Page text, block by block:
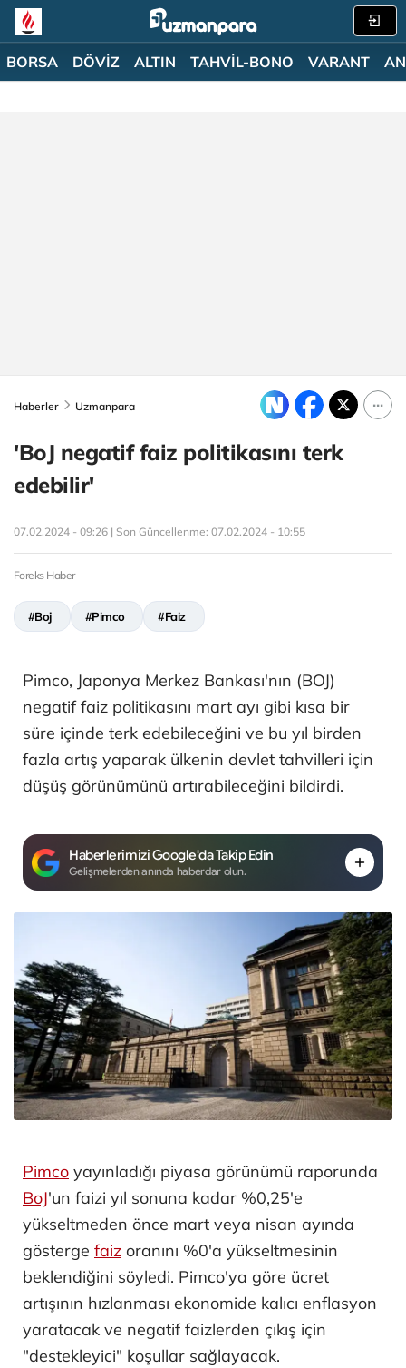
BORSA DÖVİZ ALTIN TAHVİL-BONO VARANT
Haberler Uzmanpara
'BoJ negatif faiz politikasını terk
edebilir'
07.02.2024 - 09:26 | Son Güncellenme: 07.02.2024 - 10:55
Foreks Haber
#Boj #Pimco #Faiz
Pimco, Japonya Merkez Bankası'nın (BOJ)
negatif faiz politikasını mart ayı gibi kısa bir
süre içinde terk edebileceğini ve bu yıl birden
fazla artış yaparak ülkenin devlet tahvilleri için
düşüş görünümünü artırabileceğini bildirdi.
Haberlerimizi Google'da Takip Edin
Gelişmelerden anında haberdar olun.
Pimco yayınladığı piyasa görünümü raporunda
BoJ'un faizi yıl sonuna kadar %0,25'e
yükseltmeden önce mart veya nisan ayında
gösterge faiz oranını %0'a yükseltmesinin
beklendiğini söyledi. Pimco'ya göre ücret
artışının hızlanması ekonomide kalıcı enflasyon
yaratacak ve negatif faizlerden çıkış için
"destekleyici" koşullar sağlayacak.